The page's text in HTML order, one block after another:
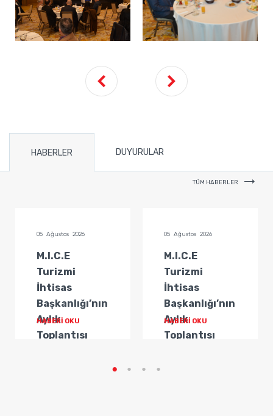
HABERLER DUYURULAR
TÜM HABERLER
05 Ağustos 2026
M.I.C.E
Turizmi
İhtisas
Başkanlığı’nın
Aylık
Toplantısı
HABERİ OKU
05 Ağustos 2026
M.I.C.E
Turizmi
İhtisas
Başkanlığı’nın
Aylık
Toplantısı
HABERİ OKU